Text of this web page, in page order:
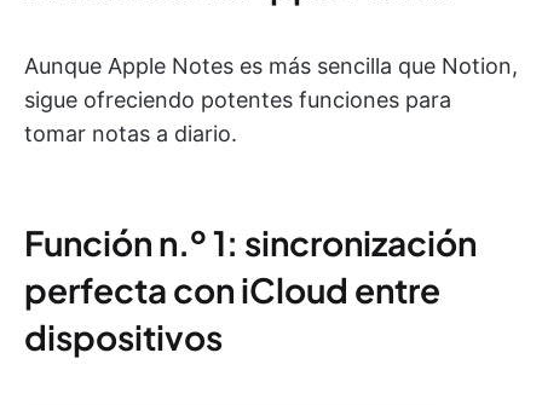
Aunque Apple Notes es más sencilla que Notion,
sigue ofreciendo potentes funciones para
tomar notas a diario.
Función n.º 1: sincronización
perfecta con iCloud entre
dispositivos